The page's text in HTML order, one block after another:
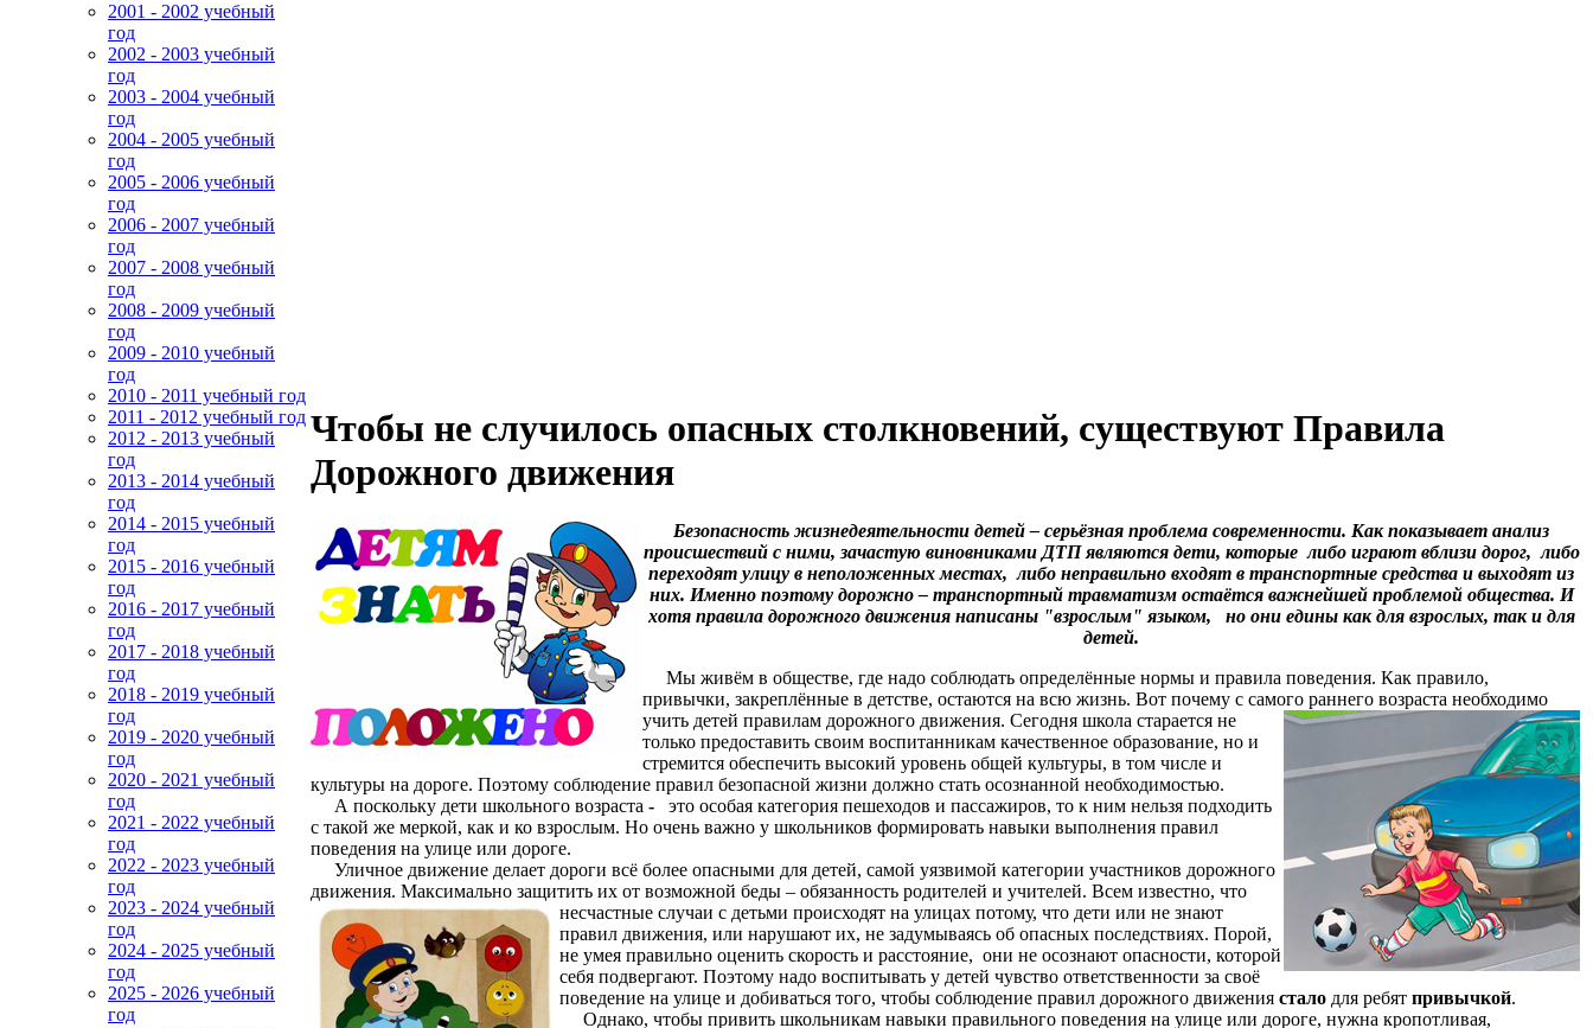
2001 - 2002 учебный
год
2002 - 2003 учебный
год
2003 - 2004 учебный
год
2004 - 2005 учебный
год
2005 - 2006 учебный
год
2006 - 2007 учебный
год
2007 - 2008 учебный
год
2008 - 2009 учебный
год
2009 - 2010 учебный
год
2010 - 2011 учебный год
2011 - 2012 учебный год
2012 - 2013 учебный
год
2013 - 2014 учебный
год
2014 - 2015 учебный
год
2015 - 2016 учебный
год
2016 - 2017 учебный
год
2017 - 2018 учебный
год
2018 - 2019 учебный
год
2019 - 2020 учебный
год
2020 - 2021 учебный
год
2021 - 2022 учебный
год
2022 - 2023 учебный
год
2023 - 2024 учебный
год
2024 - 2025 учебный
год
2025 - 2026 учебный
год
Чтобы не случилось опасных столкновений, существуют Правила
Дорожного движения
Безопасность жизнедеятельности детей – серьёзная проблема современности. Как показывает анализ
происшествий с ними, зачастую виновниками ДТП являются дети, которые либо играют вблизи дорог, либо
переходят улицу в неположенных местах, либо неправильно входят в транспортные средства и выходят из
них. Именно поэтому дорожно – транспортный травматизм остаётся важнейшей проблемой общества. И
хотя правила дорожного движения написаны "взрослым" языком, но они едины как для взрослых, так и для
детей.
Мы живём в обществе, где надо соблюдать определённые нормы и правила поведения. Как правило,
привычки, закреплённые в детстве, остаются на всю жизнь. Вот почему с самого раннего возраста необходимо
учить детей правилам дорожного движения. Сегодня школа старается не
только предоставить своим воспитанникам качественное образование, но и
стремится обеспечить высокий уровень общей культуры, в том числе и
культуры на дороге. Поэтому соблюдение правил безопасной жизни должно стать осознанной необходимостью.
А поскольку дети школьного возраста - это особая категория пешеходов и пассажиров, то к ним нельзя подходить
с такой же меркой, как и ко взрослым. Но очень важно у школьников формировать навыки выполнения правил
поведения на улице или дороге.
Уличное движение делает дороги всё более опасными для детей, самой уязвимой категории участников дорожного
движения. Максимально защитить их от возможной беды – обязанность родителей и учителей. Всем известно, что
несчастные случаи с детьми происходят на улицах потому, что дети или не знают
правил движения, или нарушают их, не задумываясь об опасных последствиях. Порой,
не умея правильно оценить скорость и расстояние, они не осознают опасности, которой
себя подвергают. Поэтому надо воспитывать у детей чувство ответственности за своё
поведение на улице и добиваться того, чтобы соблюдение правил дорожного движения стало для ребят привычкой.
Однако, чтобы привить школьникам навыки правильного поведения на улице или дороге, нужна кропотливая,